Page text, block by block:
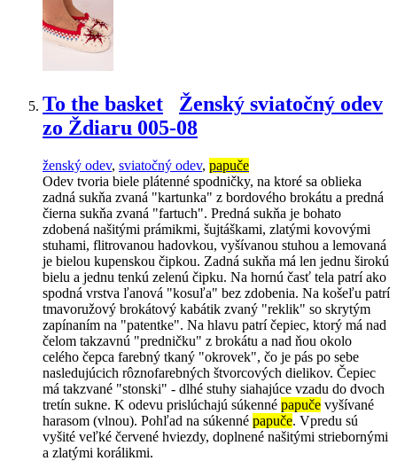
To the basket
Ženský sviatočný odev
zo Ždiaru 005-08
ženský odev, sviatočný odev, papuče
Odev tvoria biele plátenné spodničky, na ktoré sa oblieka
zadná sukňa zvaná "kartunka" z bordového brokátu a predná
čierna sukňa zvaná "fartuch". Predná sukňa je bohato
zdobená našitými prámikmi, šujtáškami, zlatými kovovými
stuhami, flitrovanou hadovkou, vyšívanou stuhou a lemovaná
je bielou kupenskou čipkou. Zadná sukňa má len jednu širokú
bielu a jednu tenkú zelenú čipku. Na hornú časť tela patrí ako
spodná vrstva ľanová "kosuľa" bez zdobenia. Na košeľu patrí
tmavoružový brokátový kabátik zvaný "reklik" so skrytým
zapínaním na "patentke". Na hlavu patrí čepiec, ktorý má nad
čelom takzavnú "predničku" z brokátu a nad ňou okolo
celého čepca farebný tkaný "okrovek", čo je pás po sebe
nasledujúcich rôznofarebných štvorcových dielikov. Čepiec
má takzvané "stonski" - dlhé stuhy siahajúce vzadu do dvoch
tretín sukne. K odevu prislúchajú súkenné papuče vyšívané
harasom (vlnou). Pohľad na súkenné papuče. Vpredu sú
vyšité veľké červené hviezdy, doplnené našitými striebornými
a zlatými korálikmi.